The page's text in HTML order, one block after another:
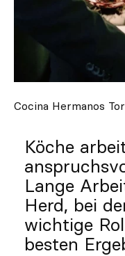
Inspiration
Contact
with
Qooqer
by
Whatsapp
+34
Cocina Hermanos
Köche
Lange
Herd, bei
wichtige
besten